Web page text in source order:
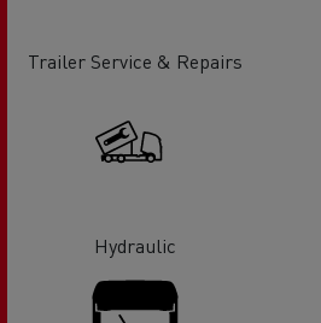
Trailer Service & Repairs
Hydraulic